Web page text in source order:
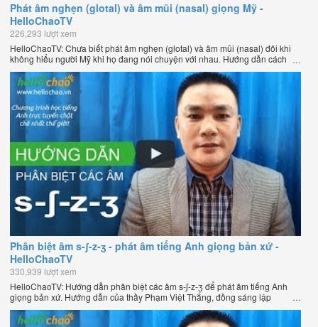
Phát âm nghẹn (glotal) và âm mũi (nasal) giọng Mỹ -
HelloChaoTV
226,293 lượt xem
HelloChaoTV: Chưa biết phát âm nghẹn (glotal) và âm mũi (nasal) đôi khi
không hiểu người Mỹ khi họ đang nói chuyện với nhau. Hướng dẫn cách
phát âm tiếng Anh giọng Mỹ theo phương pháp đọc tách ghép âm đặc biệt
của thầy Phạm Việt Thắng, đồng sáng lập HelloChao.vn - Chương trình
dạy tiếng Anh trực tuyến chặt chẽ nhất thế giới.
Phân biệt âm s-ʃ-z-ʒ - phát âm tiếng Anh giọng bản xứ -
HelloChaoTV
330,939 lượt xem
HelloChaoTV: Hướng dẫn phân biệt các âm s-ʃ-z-ʒ để phát âm tiếng Anh
giọng bản xứ. Hướng dẫn của thầy Phạm Việt Thắng, đồng sáng lập
HelloChao.vn - Chương trình dạy tiếng Anh trực tuyến chặt chẽ nhất thế
giới.